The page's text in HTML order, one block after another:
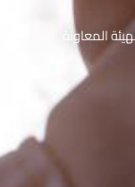
المعاونة